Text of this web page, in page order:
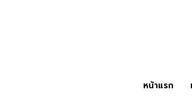
หน้าแรก